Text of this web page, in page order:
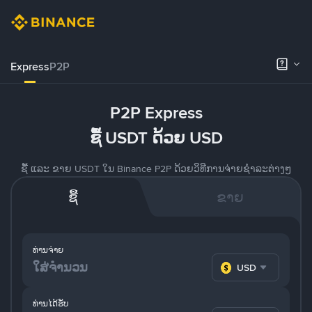
ExpressP2P
P2P Express
ຊື້ USDT ດ້ວຍ USD
ຊື້ ແລະ ຂາຍ USDT ໃນ Binance P2P ດ້ວຍວິທີການຈ່າຍຊຳລະຕ່າງໆ
ຊື້ ຂາຍ
ທ່ານຈ່າຍ
USD
ທ່ານໄດ້ຮັບ